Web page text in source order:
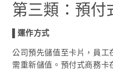
第三類：預付
▌運作方式
公司預先儲值至卡片，員工
需重新儲值。預付式商務